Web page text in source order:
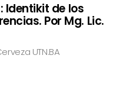
Identikit de los
Por Mg. Lic.
UTN.BA